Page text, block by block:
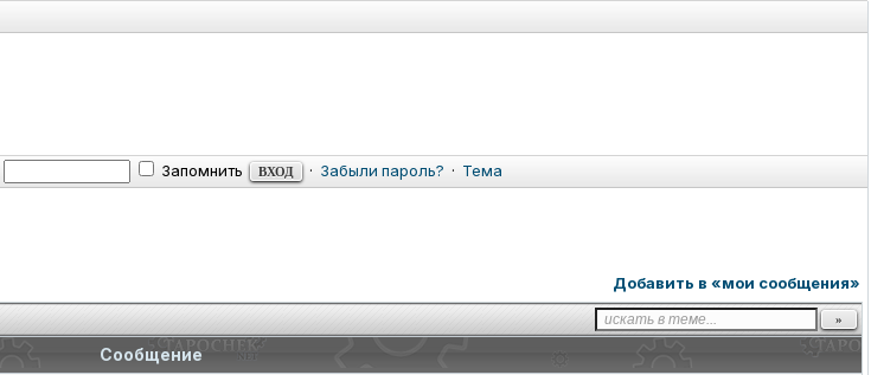
Запомнить · Забыли пароль? · Тема
Добавить в «мои сообщения»
Сообщение